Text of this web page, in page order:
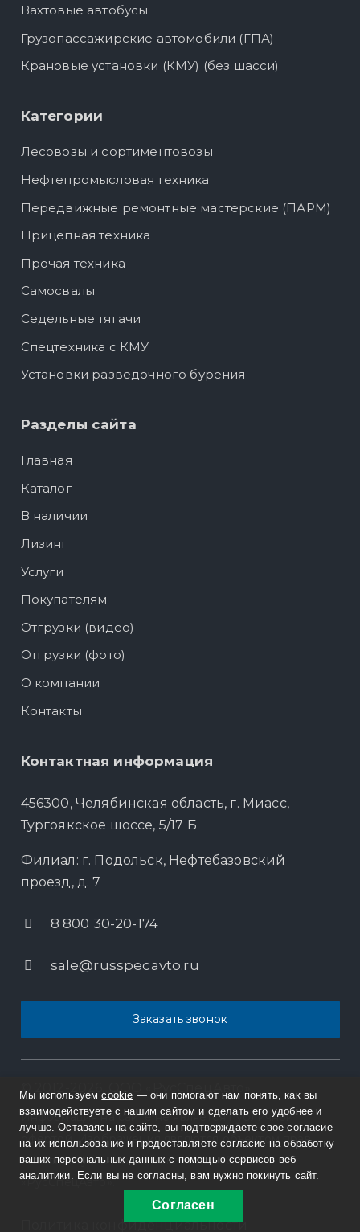
Вахтовые автобусы
Грузопассажирские автомобили (ГПА)
Крановые установки (КМУ) (без шасси)
Категории
Лесовозы и сортиментовозы
Нефтепромысловая техника
Передвижные ремонтные мастерские (ПАРМ)
Прицепная техника
Прочая техника
Самосвалы
Седельные тягачи
Спецтехника с КМУ
Установки разведочного бурения
Разделы сайта
Главная
Каталог
В наличии
Лизинг
Услуги
Покупателям
Отгрузки (видео)
Отгрузки (фото)
О компании
Контакты
Контактная информация
456300, Челябинская область, г. Миасс,
Тургоякское шоссе, 5/17 Б
Филиал: г. Подольск, Нефтебазовский
проезд, д. 7
8 800 30-20-174
sale@russpecavto.ru
Заказать звонок
© 2012-2026, ООО «РусСпецАвто»
Информация на сайте не является публичной
офертой. Изображения являются объектом прав
интеллектуальной собственности ООО
«РусСпецАвто».
Политика конфиденциальности
Мы используемcookie — они помогают нам понять, как вы
взаимодействуете с нашим сайтом и сделать его удобнее и
лучше. Оставаясь на сайте, вы подтверждаете свое согласие
на их использование и предоставляетесогласие на обработку
ваших персональных данных с помощью сервисов веб-
аналитики. Если вы не согласны, вам нужно покинуть сайт.
Согласен